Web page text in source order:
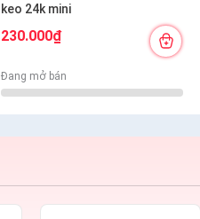
keo 24k mini
230.000₫
Đang mở bán